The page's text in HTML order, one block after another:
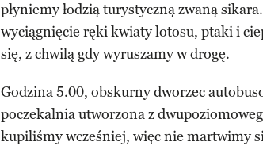
płyniemy łodzią turystyczną zwaną
wyciągnięcie ręki kwiaty lotosu, ptaki i
się, z chwilą gdy wyruszamy w drogę.
Godzina 5.00, obskurny dworzec
poczekalnia utworzona z
kupiliśmy wcześniej, więc nie martwimy